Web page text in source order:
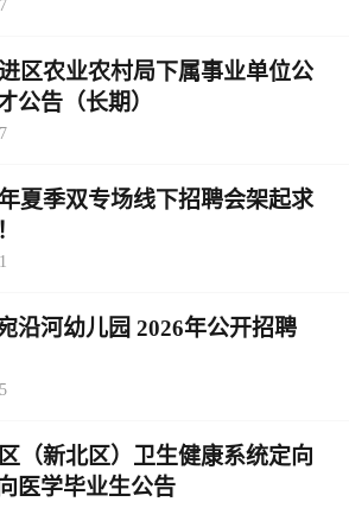
区农业农村局下属事业单位公
公告（长期）
夏季双专场线下招聘会架起求
沿河幼儿园 2026年公开招聘
（新北区）卫生健康系统定向
医学毕业生公告